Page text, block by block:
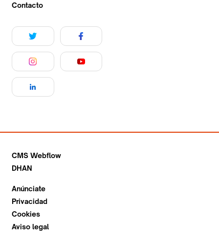
Contacto
CMS Webflow
DHAN
Anúnciate
Privacidad
Cookies
Aviso legal